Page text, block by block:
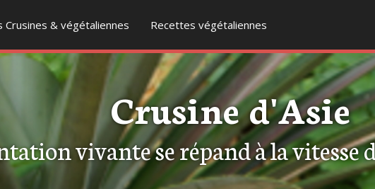
Crusines & végétaliennes Recettes végétaliennes
Crusine d'Asie
vivante se répand à la vitesse